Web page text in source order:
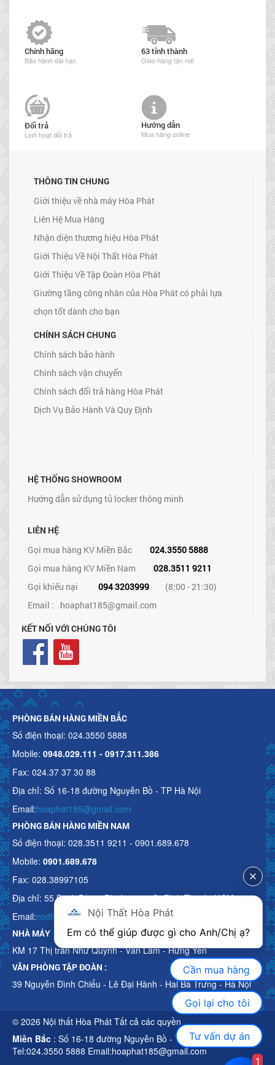
Chính hãng
Bảo hành dài hạn
63 tỉnh thành
Giao hàng tận nơi
Đổi trả
Linh hoạt đổi trả
Hướng dẫn
Mua hàng online
THÔNG TIN CHUNG
Giới thiệu về nhà máy Hòa Phát
Liên Hệ Mua Hàng
Nhận diện thương hiệu Hòa Phát
Giới Thiệu Về Nội Thất Hòa Phát
Giới Thiệu Về Tập Đoàn Hòa Phát
Giường tầng công nhân của Hòa Phát có phải lựa
chọn tốt dành cho bạn
CHÍNH SÁCH CHUNG
Chính sách bảo hành
Chính sách vận chuyển
Chính sách đổi trả hàng Hòa Phát
Dịch Vụ Bảo Hành Và Quy Định
HỆ THỐNG SHOWROOM
Hướng dẫn sử dụng tủ locker thông minh
LIÊN HỆ
Gọi mua hàng KV Miền Bắc
024.3550 5888
Gọi mua hàng KV Miền Nam
028.3511 9211
Gọi khiếu nại
094 3203999
(8:00 - 21:30)
Email : hoaphat185@gmail.com
KẾT NỐI VỚI CHÚNG TÔI
PHÒNG BÁN HÀNG MIỀN BẮC
Số điện thoại: 024.3550 5888
Mobile: 0948.029.111 - 0917.311.386
Fax: 024.37 37 30 88
Địa chỉ: Số 16-18 đường Nguyễn Bồ - TP Hà Nội
Email:hoaphat185@gmail.com
PHÒNG BÁN HÀNG MIỀN NAM
Số điện thoại: 028.3511 9211 - 0901.689.678
Mobile: 0901.689.678
Fax: 028.38997105
Địa chỉ: 55 Bạch Đằng, Phường 15, Q. Bình Thạnh, HCM
Email:noithathoaphattot@gmail.com
NHÀ MÁY
KM 17 Thị trấn Như Quỳnh - Văn Lâm - Hưng Yên
VĂN PHÒNG TẬP ĐOÀN :
39 Nguyễn Đình Chiểu - Lê Đại Hành - Hai Bà Trưng - Hà Nội
© 2026 Nội thất Hòa Phát Tất cả các quyền
Miền Bắc : Số 16-18 đường Nguyễn Bồ - TP Hà Nội
Tel:024.3550 5888 Email:hoaphat185@gmail.com
Nội Thất Hòa Phát
Cần mua hàng
Gọi lại cho tôi
Tư vấn dự án
1